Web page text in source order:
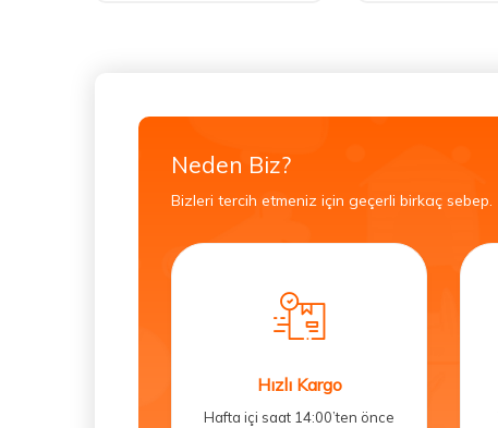
Neden Biz?
Bizleri tercih etmeniz için geçerli birkaç sebep.
Hızlı Kargo
Hafta içi saat 14:00’ten önce